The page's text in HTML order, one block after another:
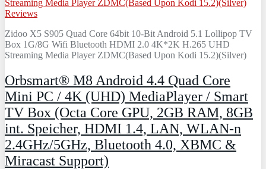
Zidoo X5 S905 Quad Core 64bit 10-Bit Android 5.1 Lollipop TV
Box 1G/8G Wifi Bluetooth HDMI 2.0 4K*2K H.265 UHD
Streaming Media Player ZDMC(Based Upon Kodi 15.2)(Silver)
Orbsmart® M8 Android 4.4 Quad Core
Mini PC / 4K (UHD) MediaPlayer / Smart
TV Box (Octa Core GPU, 2GB RAM, 8GB
int. Speicher, HDMI 1.4, LAN, WLAN-n
2.4GHz/5GHz, Bluetooth 4.0, XBMC &
Miracast Support)